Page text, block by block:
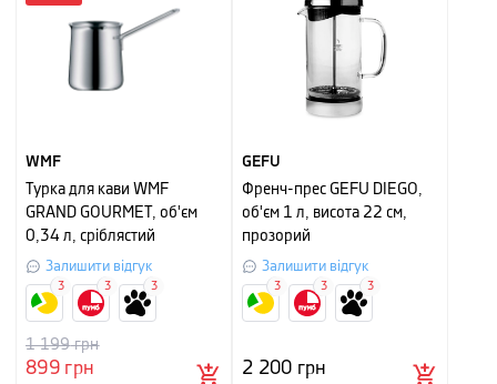
WMF
Турка для кави WMF
GRAND GOURMET, об'єм
0,34 л, сріблястий
Залишити відгук
899грн
1 199грн
3 3 3
GEFU
Френч-прес GEFU DIEGO,
об'єм 1 л, висота 22 см,
прозорий
Залишити відгук
2 200 грн
3 3 3